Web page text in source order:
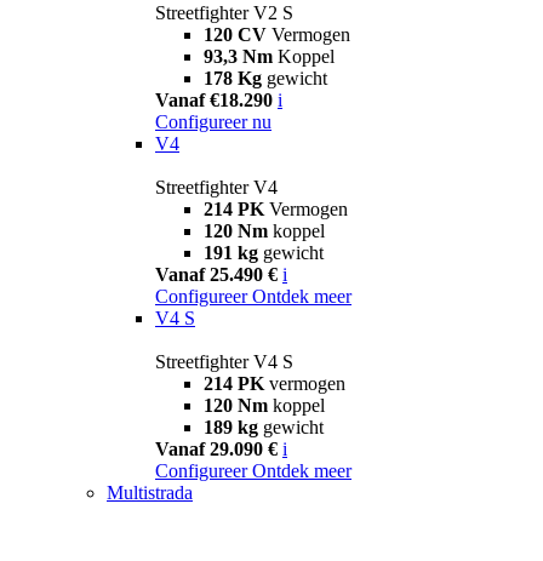
Streetfighter V2 S
120 CV Vermogen
93,3 Nm Koppel
178 Kg gewicht
Vanaf €18.290 i
Configureer nu
V4
Streetfighter V4
214 PK Vermogen
120 Nm koppel
191 kg gewicht
Vanaf 25.490 € i
Configureer Ontdek meer
V4 S
Streetfighter V4 S
214 PK vermogen
120 Nm koppel
189 kg gewicht
Vanaf 29.090 € i
Configureer Ontdek meer
Multistrada